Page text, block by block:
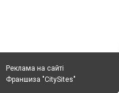
Реклама на сайті
Франшиза "CitySites"